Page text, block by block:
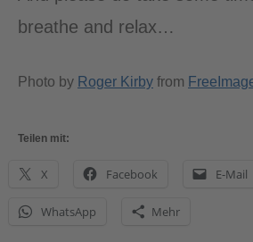
breathe and relax…
Photo by Roger Kirby from
Teilen mit:
X Facebook E-Mail
WhatsApp Mehr